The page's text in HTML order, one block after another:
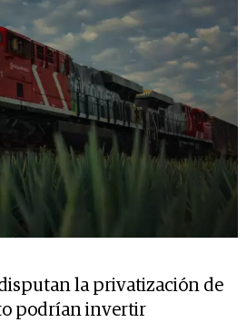
la privatización de
podrían invertir